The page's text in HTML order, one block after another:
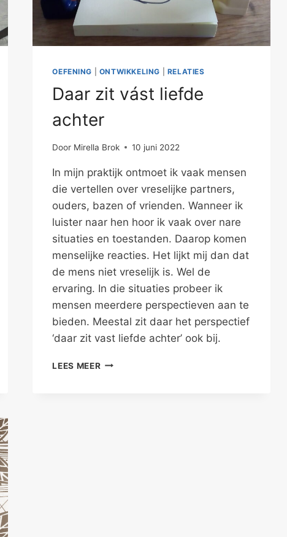
OEFENING ONTWIKKELING RELATIES
Daar zit vást liefde
achter
Door Mirella Brok 10 juni 2022
In mijn praktijk ontmoet ik vaak mensen
die vertellen over vreselijke partners,
ouders, bazen of vrienden. Wanneer ik
luister naar hen hoor ik vaak over nare
situaties en toestanden. Daarop komen
menselijke reacties. Het lijkt mij dan dat
de mens niet vreselijk is. Wel de
ervaring. In die situaties probeer ik
mensen meerdere perspectieven aan te
bieden. Meestal zit daar het perspectief
‘daar zit vast liefde achter’ ook bij.
LEES MEERDAAR